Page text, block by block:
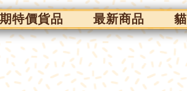
特價貨品 最新商品